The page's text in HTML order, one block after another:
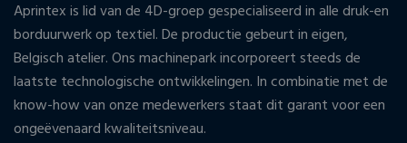
Aprintex is lid van de 4D-groep gespecialiseerd in alle druk-en
borduurwerk op textiel. De productie gebeurt in eigen,
Belgisch atelier. Ons machinepark incorporeert steeds de
laatste technologische ontwikkelingen. In combinatie met de
know-how van onze medewerkers staat dit garant voor een
ongeëvenaard kwaliteitsniveau.